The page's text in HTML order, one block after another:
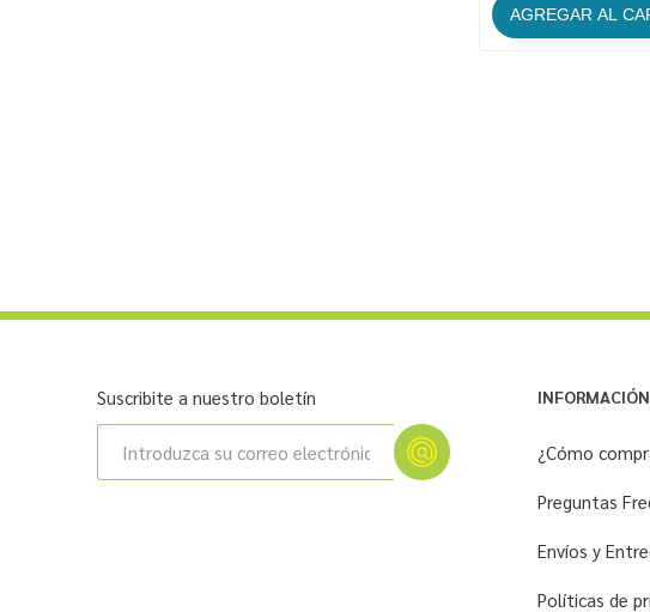
Suscribite a nuestro boletín INFORMACIÓN
¿Cómo
Preguntas
Envíos y
Políticas de